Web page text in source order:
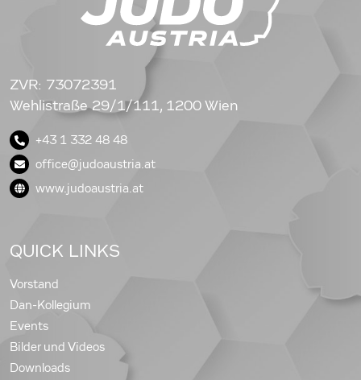
ZVR: 73072391
Wehlistraße 29/1/111, 1200 Wien
+43 1 332 48 48
office@judoaustria.at
www.judoaustria.at
QUICK LINKS
Vorstand
Dan-Kollegium
Events
Bilder und Videos
Downloads